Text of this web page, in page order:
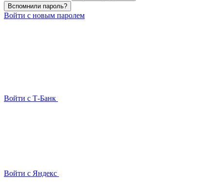
Вспомнили пароль?
Войти с новым паролем
Войти с Т-Банк
Войти с Яндекс